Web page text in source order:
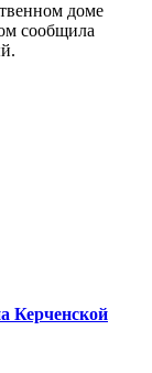
доме
сообщила
Керченской